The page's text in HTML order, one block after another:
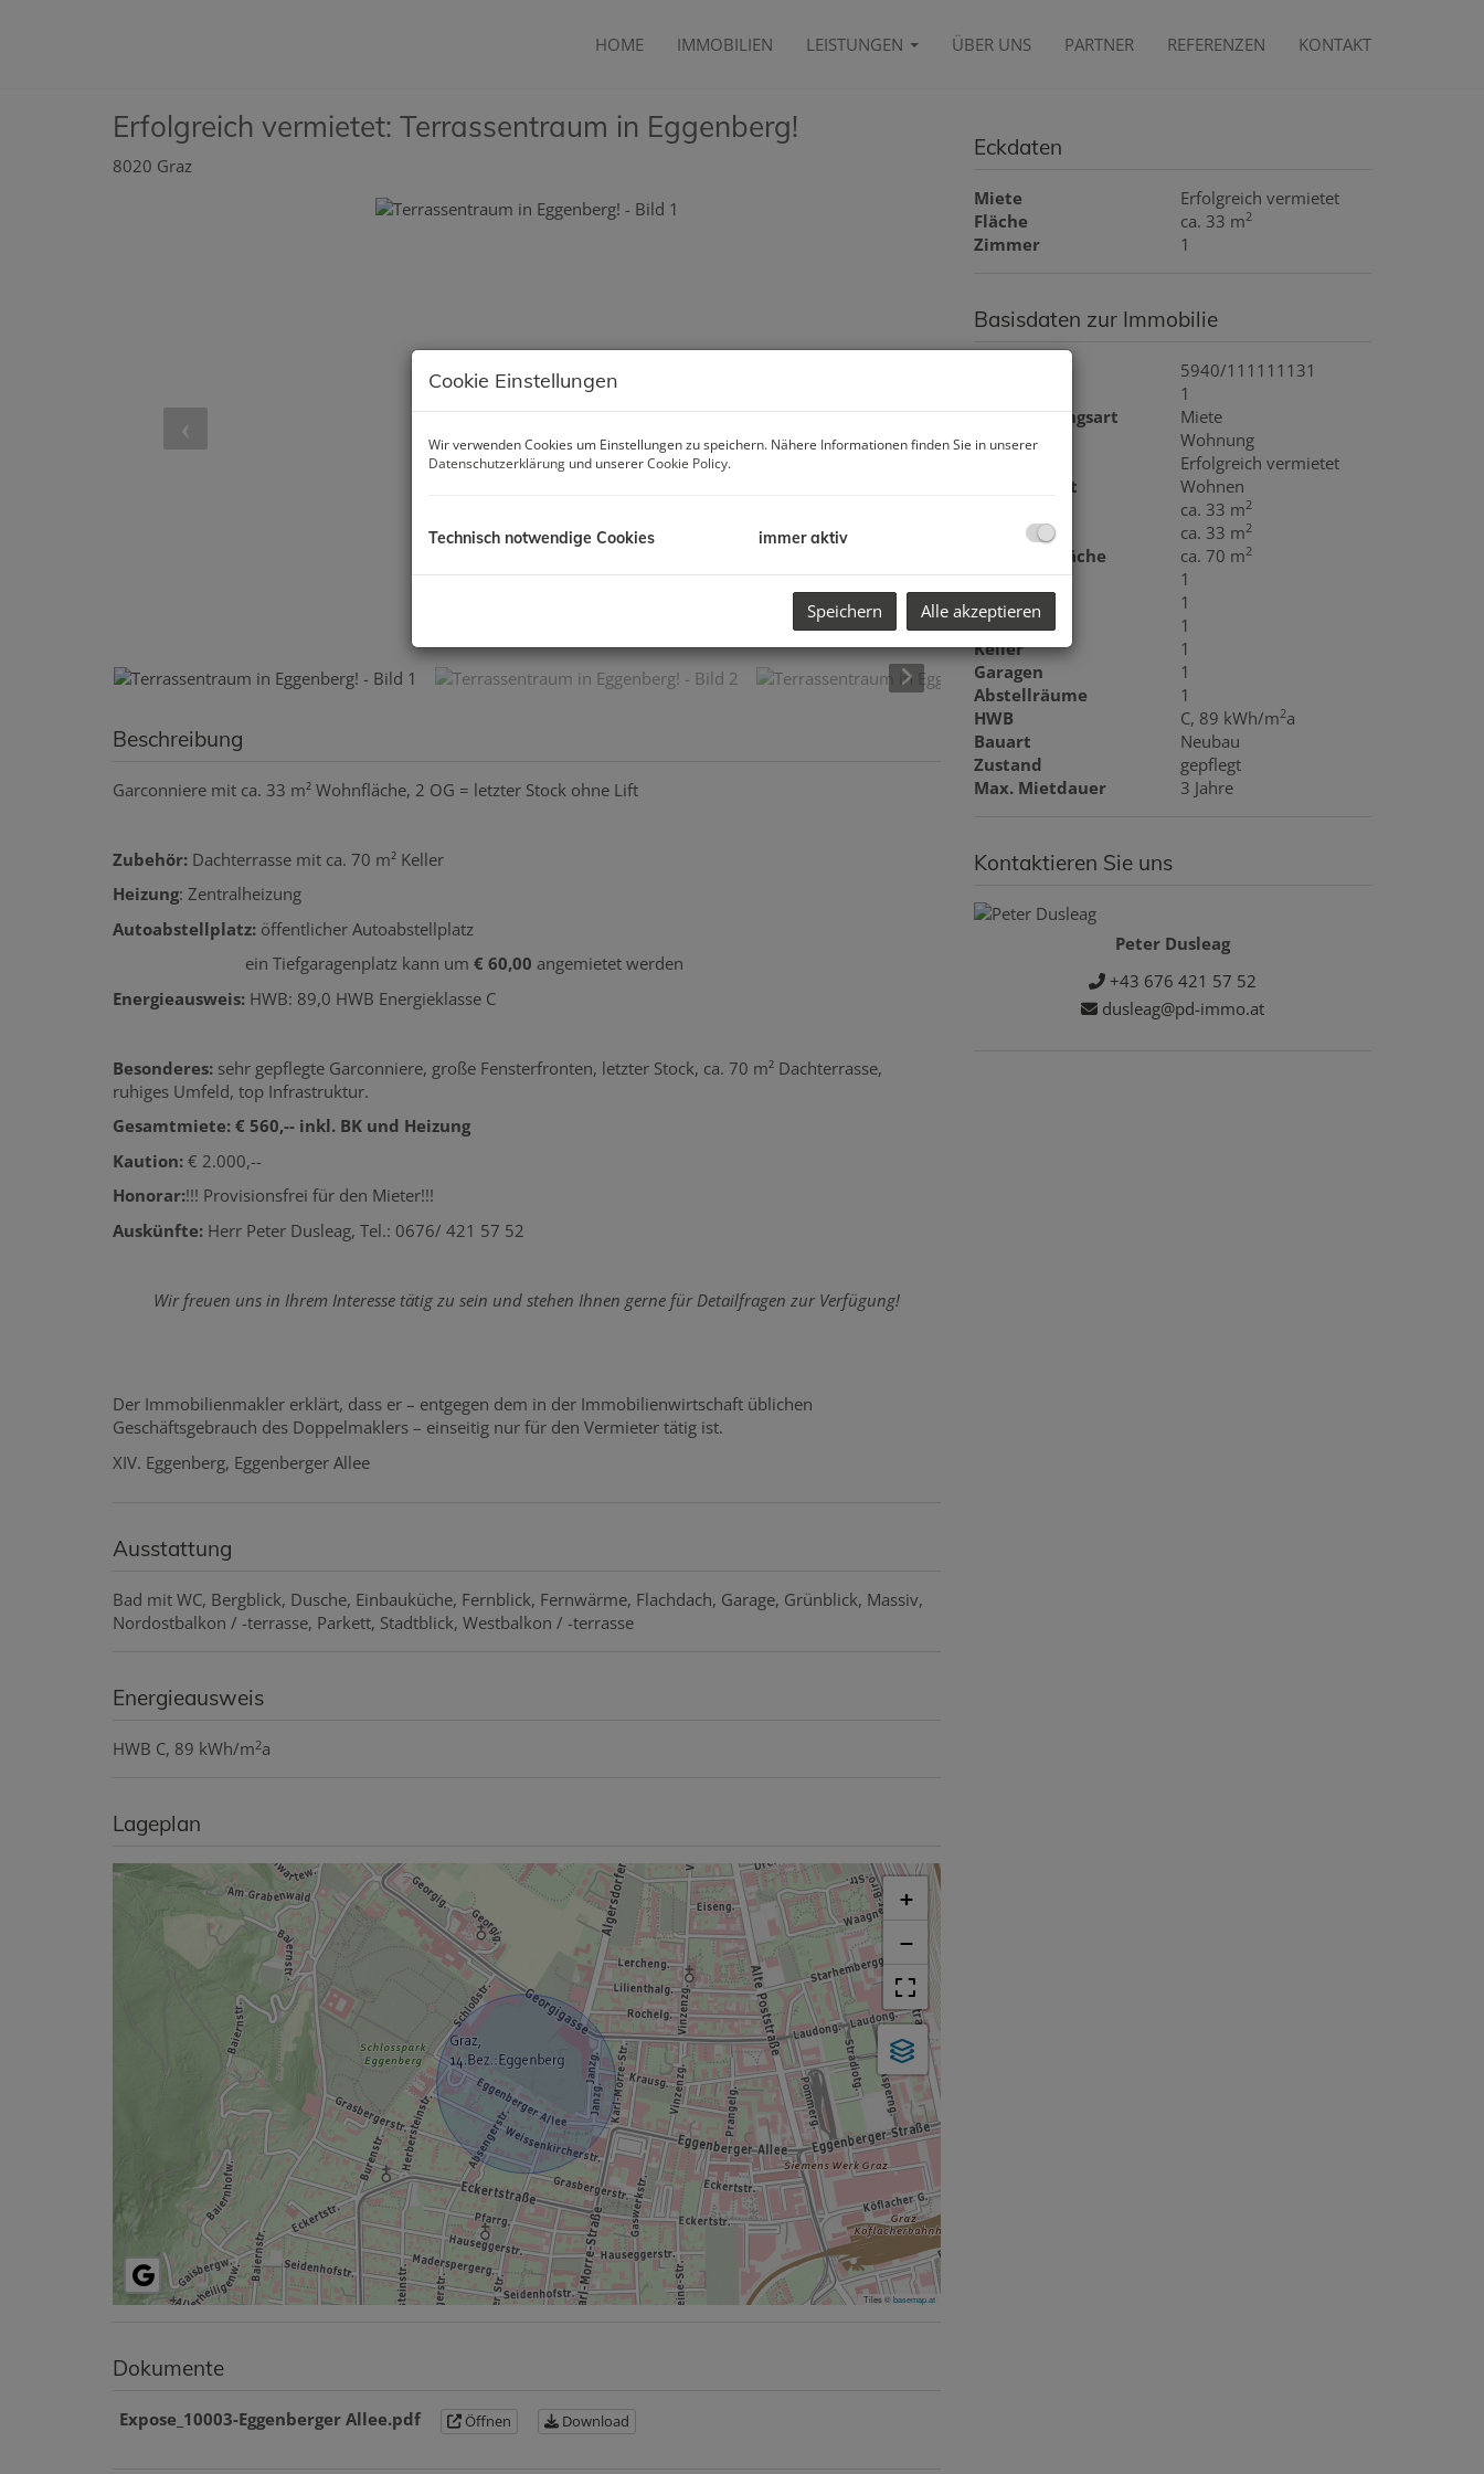
HOME IMMOBILIEN LEISTUNGEN ÜBER UNS PARTNER REFERENZEN KONTAKT
Erfolgreich vermietet: Terrassentraum in Eggenberg!
8020 Graz
Beschreibung
Garconniere mit ca. 33 m² Wohnfläche, 2 OG = letzter Stock ohne Lift
Zubehör: Dachterrasse mit ca. 70 m² Keller
Heizung: Zentralheizung
Autoabstellplatz: öffentlicher Autoabstellplatz
ein Tiefgaragenplatz kann um € 60,00 angemietet werden
Energieausweis: HWB: 89,0 HWB Energieklasse C
Besonderes: sehr gepflegte Garconniere, große Fensterfronten, letzter Stock, ca. 70 m² Dachterrasse,
ruhiges Umfeld, top Infrastruktur.
Gesamtmiete: € 560,-- inkl. BK und Heizung
Kaution: € 2.000,--
Honorar:!!! Provisionsfrei für den Mieter!!!
Auskünfte: Herr Peter Dusleag, Tel.: 0676/ 421 57 52
Wir freuen uns in Ihrem Interesse tätig zu sein und stehen Ihnen gerne für Detailfragen zur Verfügung!
Der Immobilienmakler erklärt, dass er – entgegen dem in der Immobilienwirtschaft üblichen
Geschäftsgebrauch des Doppelmaklers – einseitig nur für den Vermieter tätig ist.
XIV. Eggenberg, Eggenberger Allee
Ausstattung
Bad mit WC Bergblick Dusche Einbauküche Fernblick Fernwärme Flachdach Garage Grünblick Massiv
Nordostbalkon / -terrasse Parkett Stadtblick Westbalkon / -terrasse
Energieausweis
HWB C, 89 kWh/m2a
Lageplan
+
−
Tiles ©basemap.at
Dokumente
Expose_10003-Eggenberger Allee.pdf Öffnen Download
Eckdaten
Miete
Erfolgreich vermietet
Fläche
ca. 33 m2
Zimmer 1
Basisdaten zur Immobilie
5940/111111131
1
Vermarktungsart
Miete
Objektart
Wohnung
Erfolgreich vermietet
Nutzungsart
Wohnen
ca. 33 m2
Wohnfläche ca. 33 m2
Terrassenfläche ca. 70 m2
Bäder
1
WC
1
Terrassen
1
Keller
1
Garagen
1
Abstellräume
1
HWB
C, 89 kWh/m2a
Bauart
Neubau
Zustand
gepflegt
Max. Mietdauer
3 Jahre
Kontaktieren Sie uns
Peter Dusleag
+43 676 421 57 52
dusleag@pd-immo.at
Cookie Einstellungen
Wir verwenden Cookies um Einstellungen zu speichern. Nähere Informationen finden Sie in unserer
Datenschutzerklärung und unsererCookie Policy.
Technisch notwendige Cookies immer aktiv
Speichern Alle akzeptieren